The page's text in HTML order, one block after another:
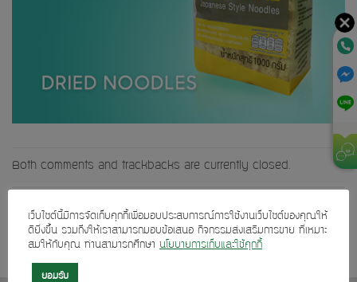
Both comments and trackbacks are currently closed.
Next→
เว็บไซต์นี้มีการจัดเก็บคุกกี้เพื่อมอบประสบการณ์การใช้งานเว็บไซต์ของคุณให้
ดียิ่งขึ้น รวมถึงให้เราสามารถมอบข้อเสนอ กิจกรรมส่งเสริมการขาย ที่เหมาะ
สมให้กับคุณ ท่านสามารถศึกษา นโยบายการเก็บและใช้คุกกี้
ยอมรับ